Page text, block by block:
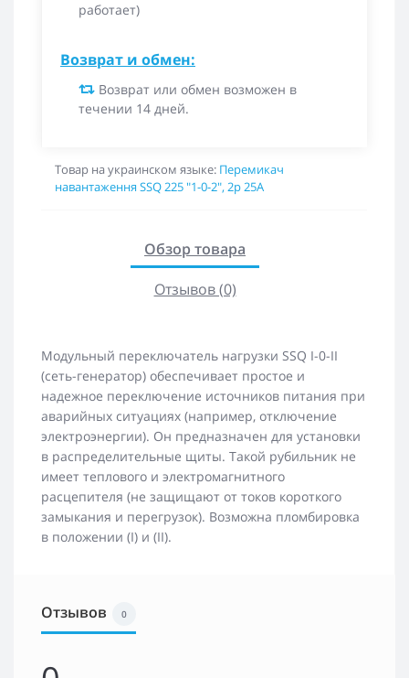
работает)
Возврат и обмен:
Возврат или обмен возможен в
течении 14 дней.
Товар на украинском языке: Перемикач
навантаження SSQ 225 "1-0-2", 2p 25A
Обзор товара
Отзывов (0)
Модульный переключатель нагрузки SSQ I-0-II
(сеть-генератор) обеспечивает простое и
надежное переключение источников питания при
аварийных ситуациях (например, отключение
электроэнергии). Он предназначен для установки
в распределительные щиты. Такой рубильник не
имеет теплового и электромагнитного
расцепителя (не защищают от токов короткого
замыкания и перегрузок). Возможна пломбировка
в положении (I) и (II).
Отзывов 0